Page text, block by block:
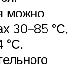
можно
30–85 °С,
°С.